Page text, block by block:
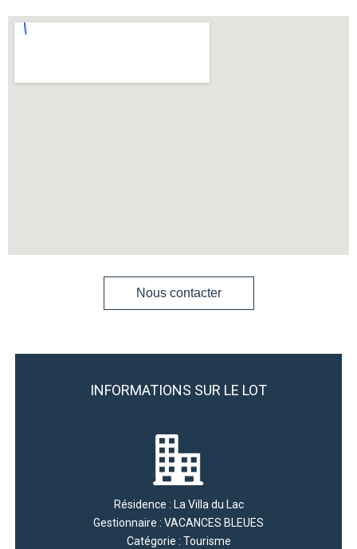
Nous contacter
INFORMATIONS SUR LE LOT
Résidence : La Villa du Lac
Gestionnaire : VACANCES BLEUES
Catégorie : Tourisme